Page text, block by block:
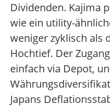
Dividenden. Kajima
wie ein utility-
weniger zyklisch als
Hochtief. Der
einfach via Depot,
Japans